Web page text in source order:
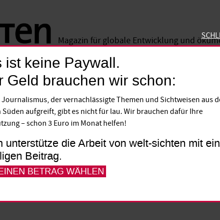
Magazin für globale Entwicklung und
verschlimmert die
schiebt die pakistanische
– als Sündenböcke für die Terrorgefahr
darf dem nicht tatenlos zusehen.
ist keine Paywall.
Geld brauchen wir schon:
Journalismus, der vernachlässigte Themen und Sichtweisen aus
Süden aufgreift, gibt es nicht für lau. Wir brauchen dafür Ihre
– schon 3 Euro im Monat helfen!
unterstütze die Arbeit von welt-sichten mit
Beitrag.
BETRAG WÄHLEN